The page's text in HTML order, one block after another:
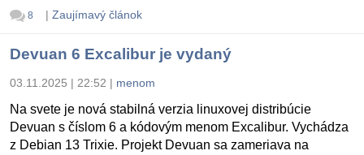
8 | Zaujímavý článok
Devuan 6 Excalibur je vydaný
03.11.2025 | 22:52 | menom
Na svete je nová stabilná verzia linuxovej distribúcie
Devuan s číslom 6 a kódovým menom Excalibur. Vychádza
z Debian 13 Trixie. Projekt Devuan sa zameriava na